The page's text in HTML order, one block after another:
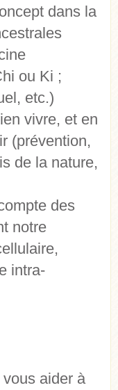
dans la
ou Ki ;
etc.)
vivre, et en
(prévention,
de la nature,
des
notre
intra-
aider à